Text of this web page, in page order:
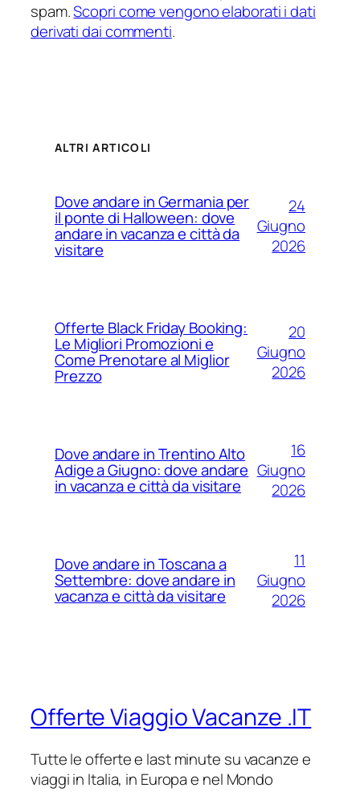
spam.Scopri come vengono elaborati i dati
derivati dai commenti.
ALTRI ARTICOLI
Dove andare in Germania per
il ponte di Halloween: dove
andare in vacanza e città da
visitare
24
Giugno
2026
Offerte Black Friday Booking:
Le Migliori Promozioni e
Come Prenotare al Miglior
Prezzo
20
Giugno
2026
Dove andare in Trentino Alto
Adige a Giugno: dove andare
in vacanza e città da visitare
16
Giugno
2026
Dove andare in Toscana a
Settembre: dove andare in
vacanza e città da visitare
11
Giugno
2026
Offerte Viaggio Vacanze .IT
Tutte le offerte e last minute su vacanze e
viaggi in Italia, in Europa e nel Mondo